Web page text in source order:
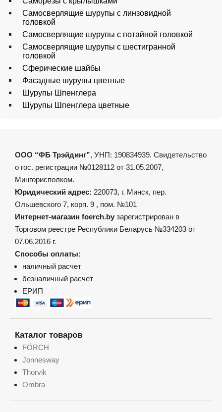
Самосверлящие шурупы с линзовидной
головкой
Самосверлящие шурупы с потайной головкой
Самосверлящие шурупы с шестигранной
головкой
Сферические шайбы
Фасадные шурупы цветные
Шурупы Шпенглера
Шурупы Шпенглера цветные
ООО “ФБ Трэйдинг”, УНП: 190834939. Свидетельство
о гос. регистрации №0128112 от 31.05.2007,
Мингорисполком.
Юридический адрес: 220073, г. Минск, пер.
Ольшевского 7, корп. 9 , пом. №101
Интернет-магазин foerch.by зарегистрирован в
Торговом реестре Республики Беларусь №334203 от
07.06.2016 г.
Способы оплаты:
наличный расчет
безналичный расчет
ЕРИП
Каталог товаров
FÖRCH
Jonnesway
Thorvik
Ombra